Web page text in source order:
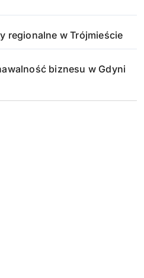
regionalne w Trójmieście
biznesu w Gdyni